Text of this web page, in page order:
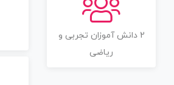
2 دانش آموزان تجربی و
ریاضی